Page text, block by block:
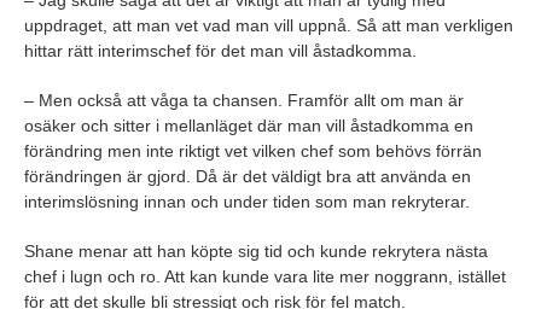
uppdraget, att man vet vad man vill uppnå. Så att man verkligen
hittar rätt interimschef för det man vill åstadkomma.
– Men också att våga ta chansen. Framför allt om man är
osäker och sitter i mellanläget där man vill åstadkomma en
förändring men inte riktigt vet vilken chef som behövs förrän
förändringen är gjord. Då är det väldigt bra att använda en
interimslösning innan och under tiden som man rekryterar.
Shane menar att han köpte sig tid och kunde rekrytera nästa
chef i lugn och ro. Att kan kunde vara lite mer noggrann, istället
för att det skulle bli stressigt och risk för fel match.